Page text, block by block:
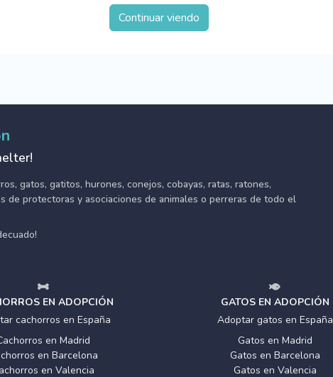
Continuar viendo
gatos, gatitos, hurones, conejos, cobayas, ratas, ratones,
de protectoras y asociaciones de animales o perreras de todo el
EN ADOPCIÓN
cachorros en España
en Madrid
en Barcelona
en Valencia
GATOS EN ADOPCIÓN
Adoptar gatos en España
Gatos en Madrid
Gatos en Barcelona
Gatos en Valencia